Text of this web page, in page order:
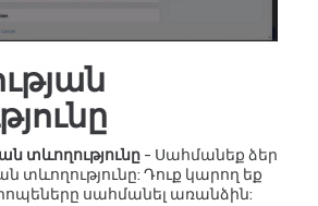
տևողությունը - Սահմանեք ձեր
տևողությունը: Դուք կարող եք
սահմանել առանձին: